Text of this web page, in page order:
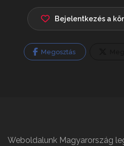
Bejelentkezés a
Megosztás
Weboldalunk Magyarország